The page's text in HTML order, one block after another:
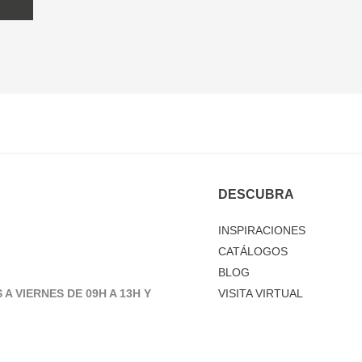
A VIERNES DE 09H A 13H Y
DESCUBRA
INSPIRACIONES
CATÁLOGOS
BLOG
VISITA VIRTUAL